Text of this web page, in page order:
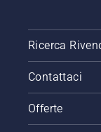
Ricerca
Contattaci
Offerte